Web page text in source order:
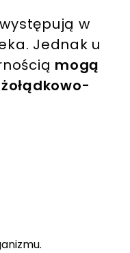
w
Jednak u
mogą